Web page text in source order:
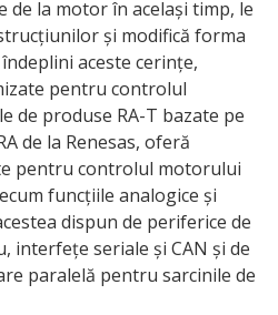
de la motor în același timp, le
și modifică forma
aceste cerințe,
pentru controlul
de produse RA-T bazate pe
de la Renesas, oferă
pentru controlul motorului
funcțiile analogice și
dispun de periferice de
interfețe seriale și CAN și de
paralelă pentru sarcinile de